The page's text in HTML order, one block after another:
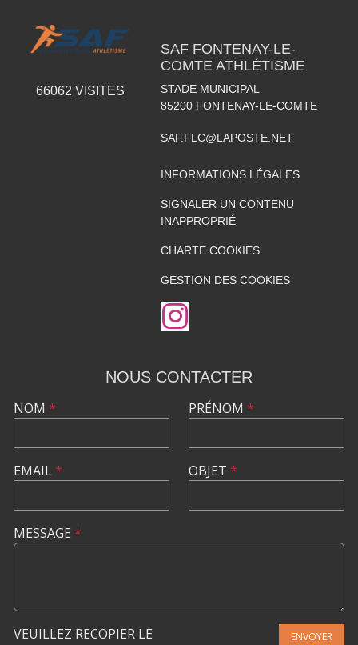
66062 VISITES
SAF FONTENAY-LE-
COMTE ATHLÉTISME
STADE MUNICIPAL
85200 FONTENAY-LE-COMTE
SAF.FLC@LAPOSTE.NET
INFORMATIONS LÉGALES
SIGNALER UN CONTENU
INAPPROPRIÉ
CHARTE COOKIES
GESTION DES COOKIES
NOUS CONTACTER
NOM *
EMAIL*
PRÉNOM *
OBJET *
MESSAGE *
VEUILLEZ RECOPIER LE
ENVOYER